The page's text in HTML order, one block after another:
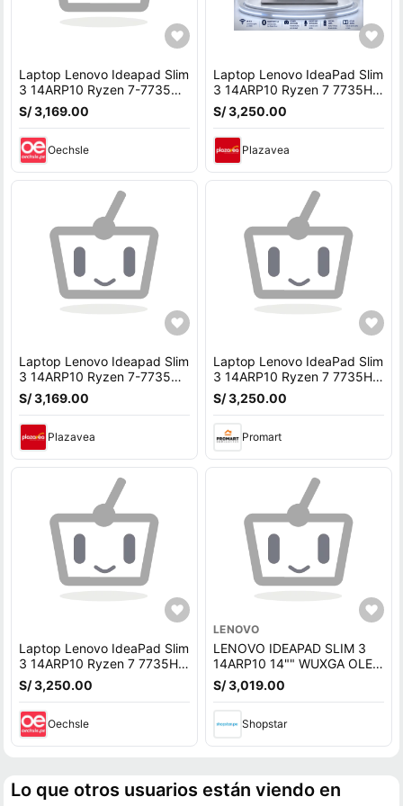
Laptop Lenovo Ideapad Slim
3 14ARP10 Ryzen 7-7735HS
16GB Ram 512GB SSD 14
WUXGA OLED
S/ 3,169.00
Oechsle
Laptop Lenovo IdeaPad Slim
3 14ARP10 Ryzen 7 7735HS
16GB 512GB SSD 14 WUXGA
OLED 83K600EPLM
S/ 3,250.00
Plazavea
Laptop Lenovo Ideapad Slim
3 14ARP10 Ryzen 7-7735HS
16GB Ram 512GB SSD 14
WUXGA OLED
S/ 3,169.00
Plazavea
Laptop Lenovo IdeaPad Slim
3 14ARP10 Ryzen 7 7735HS
16GB 512GB SSD 14 WUXGA
OLED 83K600EPLM
S/ 3,250.00
Promart
Laptop Lenovo IdeaPad Slim
3 14ARP10 Ryzen 7 7735HS
16GB 512GB SSD 14 WUXGA
OLED 83K600EPLM
S/ 3,250.00
Oechsle
LENOVO
LENOVO IDEAPAD SLIM 3
14ARP10 14"" WUXGA OLED
RYZEN 7 7735HS 16GB
512GB SSD
S/ 3,019.00
Shopstar
Lo que otros usuarios están viendo en